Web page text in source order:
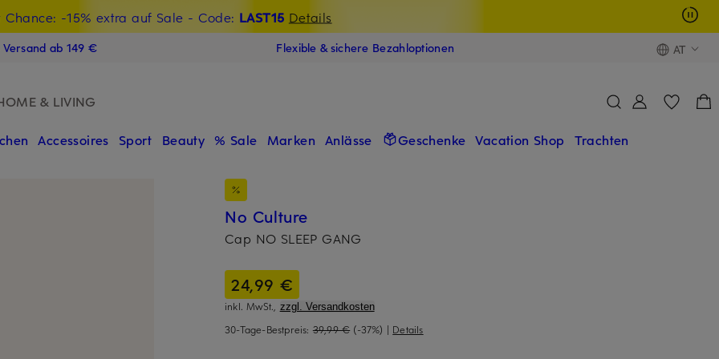
Chance: -15% extra auf Sale - Code: LAST15 Details
Willkommensgutschein mit Beyond sichern
ab 149 € Flexible & sichere Bezahloptionen AT
& LIVING
Accessoires Sport Beauty % Sale Marken Anlässe Geschenke Vacation Shop Trachten
No Culture
Cap NO SLEEP GANG
24,99 €
inkl. MwSt., zzgl. Versandkosten
30-Tage-Bestpreis: 39,99 € (-37%) | Details